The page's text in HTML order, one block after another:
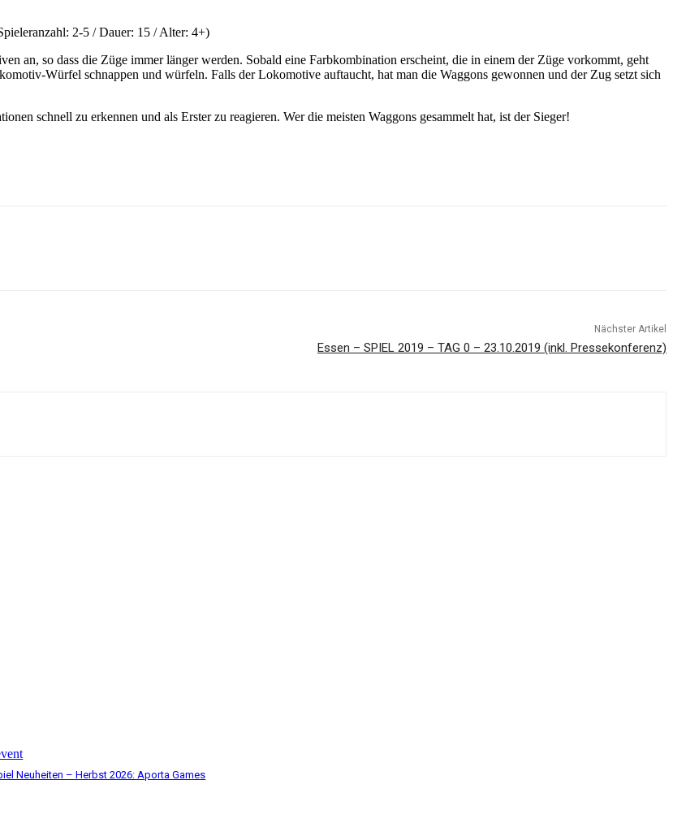
2-5 / Dauer: 15 / Alter: 4+)
an, so dass die Züge immer länger werden. Sobald eine Farbkombination erscheint, die in einem der Züge vorkommt, geht
Würfel schnappen und würfeln. Falls der Lokomotive auftaucht, hat man die Waggons gewonnen und der Zug setzt sich
schnell zu erkennen und als Erster zu reagieren. Wer die meisten Waggons gesammelt hat, ist der Sieger!
Nächster Artikel
Essen – SPIEL 2019 – TAG 0 – 23.10.2019 (inkl. Pressekonferenz)
Neuheiten – Herbst 2026: Aporta Games